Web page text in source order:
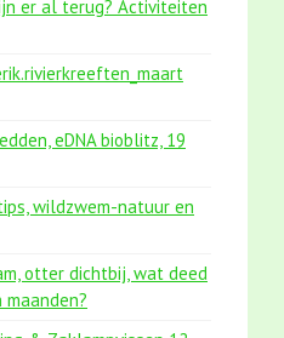
er al terug? Activiteiten
eDNA bioblitz, 19
wildzwem-natuur en
otter dichtbij, wat deed